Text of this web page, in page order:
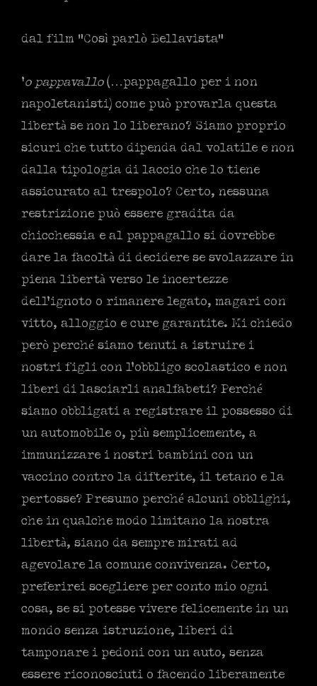
dal film “Così parlò Bellavista”
‘o pappavallo(…pappagallo per i non
napoletanisti) come può provarla questa
libertà se non lo liberano? Siamo proprio
sicuri che tutto dipenda dal volatile e non
dalla tipologia di laccio che lo tiene
assicurato al trespolo? Certo, nessuna
restrizione può essere gradita da
chicchessia e al pappagallo si dovrebbe
dare la facoltà di decidere se svolazzare in
piena libertà verso le incertezze
dell’ignoto o rimanere legato, magari con
vitto, alloggio e cure garantite. Mi chiedo
però perché siamo tenuti a istruire i
nostri figli con l’obbligo scolastico e non
liberi di lasciarli analfabeti? Perché
siamo obbligati a registrare il possesso di
un automobile o, più semplicemente, a
immunizzare i nostri bambini con un
vaccino contro la difterite, il tetano e la
pertosse? Presumo perché alcuni obblighi,
che in qualche modo limitano la nostra
libertà, siano da sempre mirati ad
agevolare la comune convivenza. Certo,
preferirei scegliere per conto mio ogni
cosa, se si potesse vivere felicemente in un
mondo senza istruzione, liberi di
tamponare i pedoni con un auto, senza
essere riconosciuti o facendo liberamente